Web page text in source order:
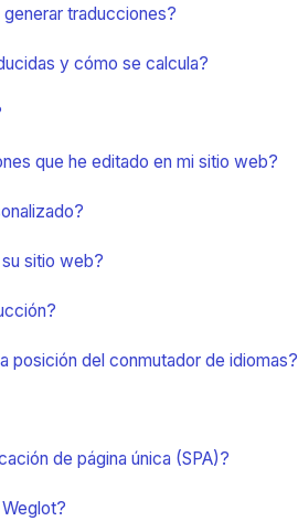
traducciones?
y cómo se calcula?
que he editado en mi sitio web?
sitio web?
posición del conmutador de idiomas?
de página única (SPA)?